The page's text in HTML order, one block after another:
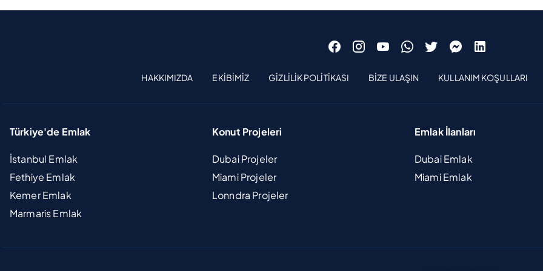
HAKKIMIZDA EKIBIMIZ GIZLILIK POLITIKASI BIZE ULAŞIN KULLANIM KOŞULLARI
Türkiye'de Emlak
İstanbul Emlak
Fethiye Emlak
Kemer Emlak
Marmaris Emlak
Konut Projeleri
Dubai Projeler
Miami Projeler
Lonndra Projeler
Emlak İlanları
Dubai Emlak
Miami Emlak